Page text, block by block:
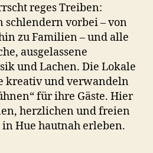
reges Treiben:
schlendern vorbei – von
zu Familien – und alle
ausgelassene
und Lachen. Die Lokale
kreativ und verwandeln
für ihre Gäste. Hier
herzlichen und freien
Hue hautnah erleben.